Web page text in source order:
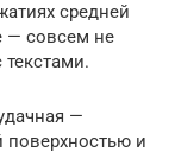
средней
— совсем не
—
и